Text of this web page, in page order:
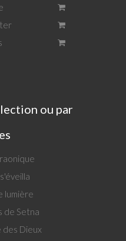
ou par
lumière
de Setna
des Dieux